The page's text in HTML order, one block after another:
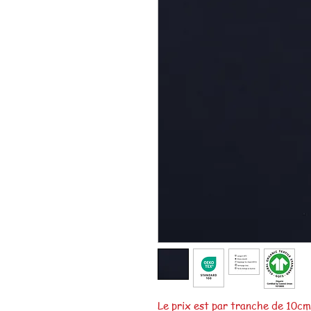
Le prix est par tranche de